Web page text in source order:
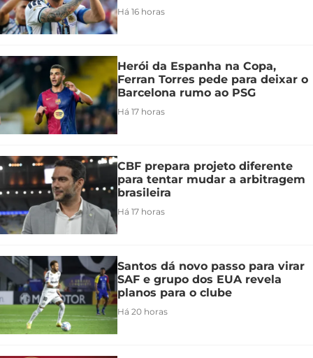
Há 16 horas
Herói da Espanha na Copa,
Ferran Torres pede para deixar o
Barcelona rumo ao PSG
Há 17 horas
CBF prepara projeto diferente
para tentar mudar a arbitragem
brasileira
Há 17 horas
Santos dá novo passo para virar
SAF e grupo dos EUA revela
planos para o clube
Há 20 horas